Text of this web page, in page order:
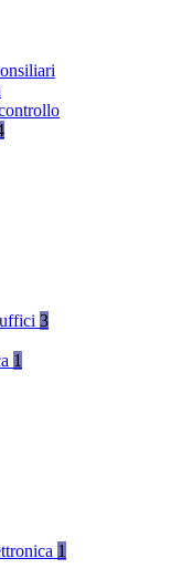
3
1
1